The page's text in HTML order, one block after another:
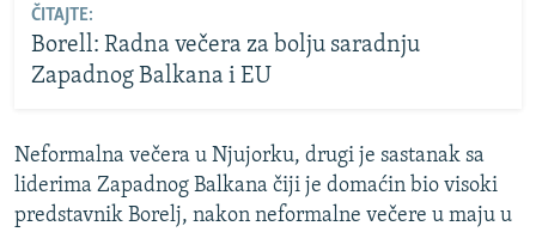
ČITAJTE:
Borell: Radna večera za bolju saradnju
Zapadnog Balkana i EU
Neformalna večera u Njujorku, drugi je sastanak sa
liderima Zapadnog Balkana čiji je domaćin bio visoki
predstavnik Borelj, nakon neformalne večere u maju u